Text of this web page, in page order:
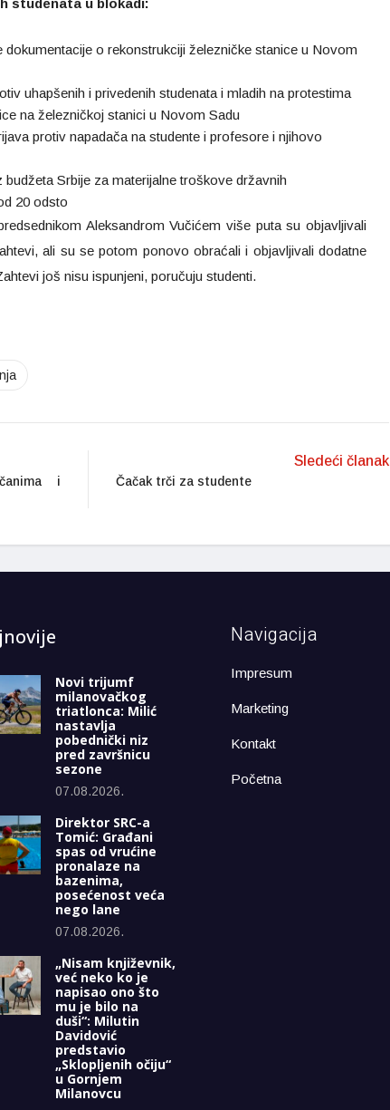
studenata u blokadi:
dokumentacije o rekonstrukciji železničke stanice u Novom
uhapšenih i privedenih studenata i mladih na protestima
na železničkoj stanici u Novom Sadu
protiv napadača na studente i profesore i njihovo
budžeta Srbije za materijalne troškove državnih
20 odsto
Aleksandrom Vučićem više puta su objavljivali
ali su se potom ponovo obraćali i objavljivali dodatne
još nisu ispunjeni, poručuju studenti.
i
Sledeći članak
Čačak trči za studente
Novi trijumf
milanovačkog
triatlonca: Milić
nastavlja
pobednički niz
pred završnicu
sezone
07.08.2026.
Direktor SRC-a
Tomić: Građani
spas od vrućine
pronalaze na
bazenima,
posećenost veća
nego lane
07.08.2026.
„Nisam književnik,
već neko ko je
napisao ono što
mu je bilo na
duši“: Milutin
Davidović
predstavio
„Sklopljenih očiju“
u Gornjem
Milanovcu
Navigacija
Impresum
Marketing
Kontakt
Početna